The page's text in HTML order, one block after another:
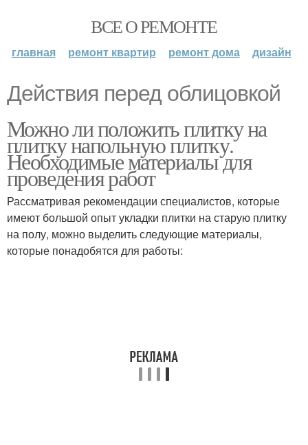
ВСЕ О РЕМОНТЕ
главная ремонт квартир ремонт дома дизайн
Действия перед облицовкой
Можно ли положить плитку на
плитку напольную плитку.
Необходимые материалы для
проведения работ
Рассматривая рекомендации специалистов, которые
имеют большой опыт укладки плитки на старую плитку
на полу, можно выделить следующие материалы,
которые понадобятся для работы: